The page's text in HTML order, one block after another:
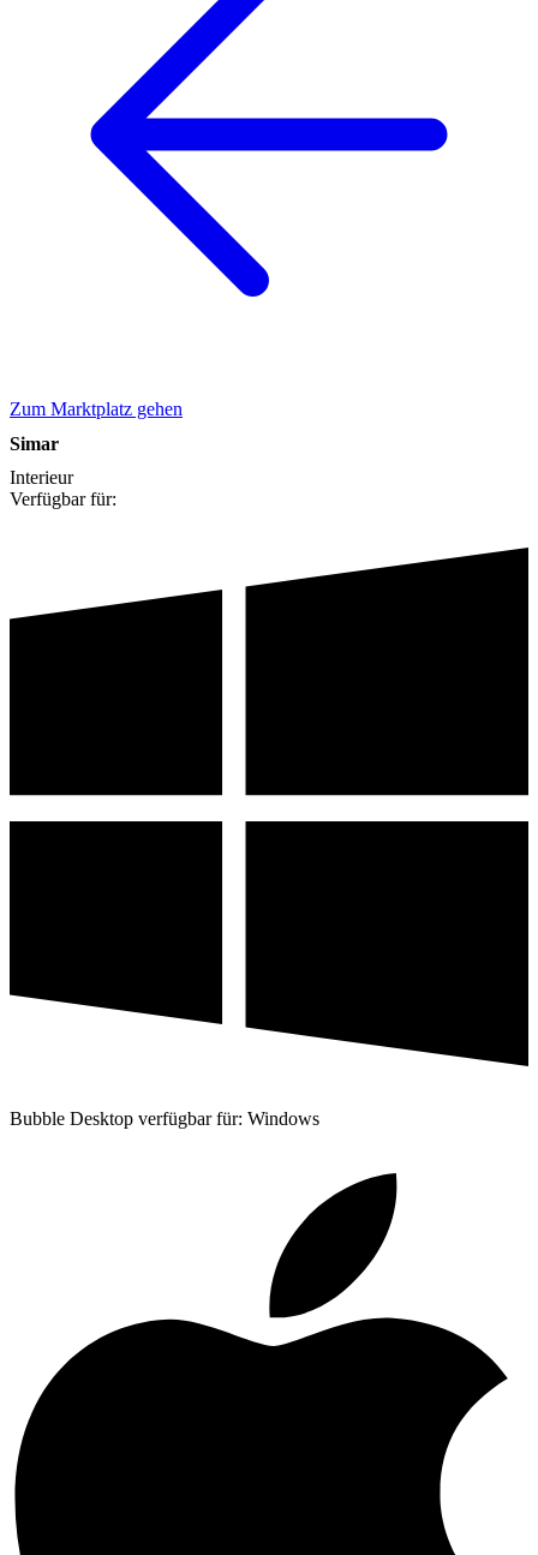
Zum Marktplatz gehen
Simar
Interieur
Verfügbar für:
Bubble Desktop verfügbar für: Windows